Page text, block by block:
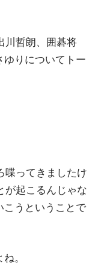
川哲朗、囲碁将
ゆりについてトー
喋ってきましたけ
が起こるんじゃな
こうということで
。